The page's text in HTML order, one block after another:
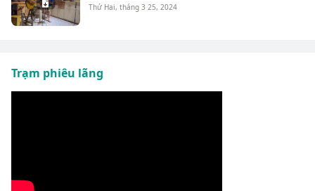
Thứ Hai, tháng 3 25, 2024
Trạm phiêu lãng